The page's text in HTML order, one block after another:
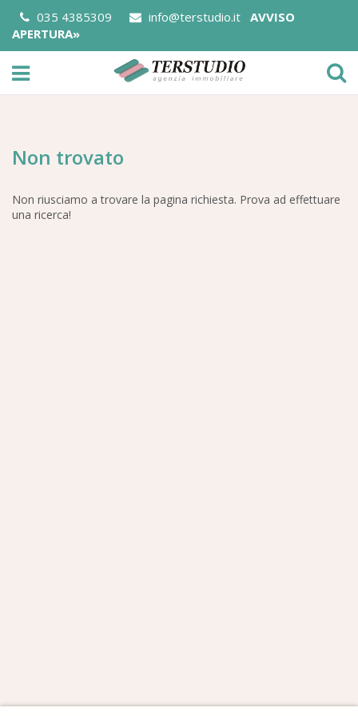
035 4385309 info@terstudio.it AVVISO
APERTURA»
Non trovato
Non riusciamo a trovare la pagina richiesta. Prova ad effettuare
una ricerca!